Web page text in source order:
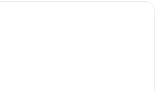
Ett hotellrum med en stor säng,